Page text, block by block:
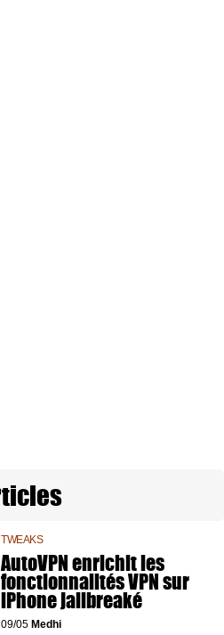
TWEAKS
AutoVPN enrichit les
fonctionnalités VPN sur
iPhone jailbreaké
09/05 Medhi